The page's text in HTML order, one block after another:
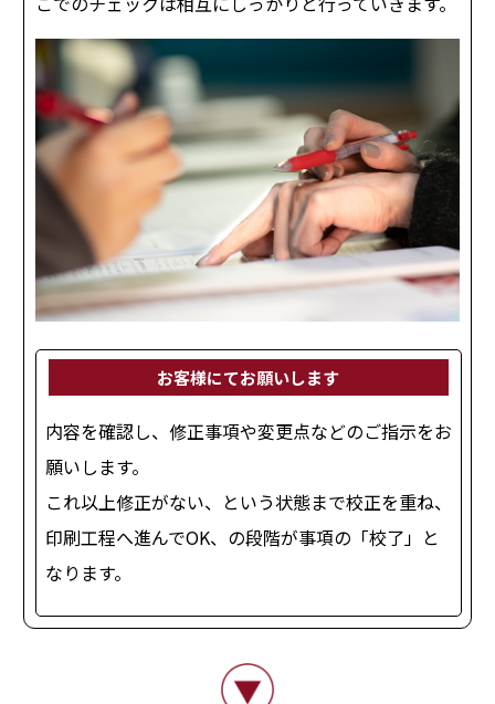
お客様にてお願いします
内容を確認し、修正事項や変更点などのご指示をお
願いします。
これ以上修正がない、という状態まで校正を重ね、
印刷工程へ進んでOK、の段階が事項の「校了」と
なります。